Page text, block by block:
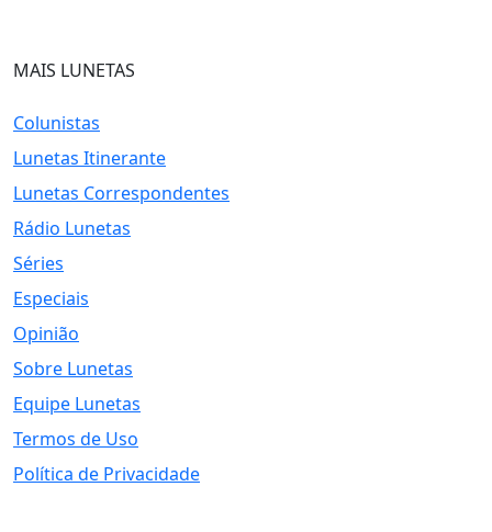
MAIS LUNETAS
Colunistas
Lunetas Itinerante
Lunetas Correspondentes
Rádio Lunetas
Séries
Especiais
Opinião
Sobre Lunetas
Equipe Lunetas
Termos de Uso
Política de Privacidade